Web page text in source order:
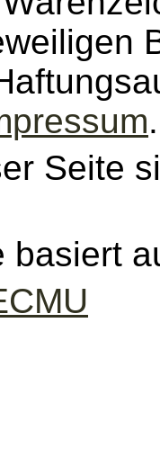
.
Seite
basiert